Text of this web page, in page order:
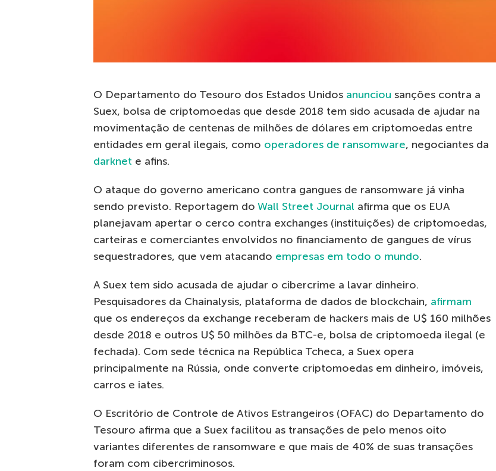
O Departamento do Tesouro dos Estados Unidos anunciou sanções contra a
Suex, bolsa de criptomoedas que desde 2018 tem sido acusada de ajudar na
movimentação de centenas de milhões de dólares em criptomoedas entre
entidades em geral ilegais, como operadores de ransomware, negociantes da
darknet e afins.
O ataque do governo americano contra gangues de ransomware já vinha
sendo previsto. Reportagem do Wall Street Journal afirma que os EUA
planejavam apertar o cerco contra exchanges (instituições) de criptomoedas,
carteiras e comerciantes envolvidos no financiamento de gangues de vírus
sequestradores, que vem atacando empresas em todo o mundo.
A Suex tem sido acusada de ajudar o cibercrime a lavar dinheiro.
Pesquisadores da Chainalysis, plataforma de dados de blockchain, afirmam
que os endereços da exchange receberam de hackers mais de U$ 160 milhões
desde 2018 e outros U$ 50 milhões da BTC-e, bolsa de criptomoeda ilegal (e
fechada). Com sede técnica na República Tcheca, a Suex opera
principalmente na Rússia, onde converte criptomoedas em dinheiro, imóveis,
carros e iates.
O Escritório de Controle de Ativos Estrangeiros (OFAC) do Departamento do
Tesouro afirma que a Suex facilitou as transações de pelo menos oito
variantes diferentes de ransomware e que mais de 40% de suas transações
foram com cibercriminosos.